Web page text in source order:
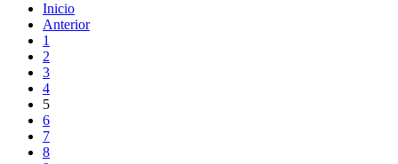
Inicio
Anterior
1
2
3
4
5
6
7
8